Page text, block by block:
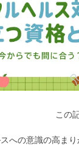
この
への意識の高ま